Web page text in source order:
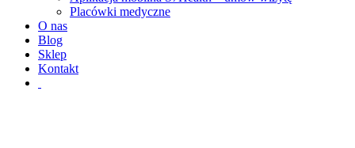
Placówki medyczne
O nas
Blog
Sklep
Kontakt